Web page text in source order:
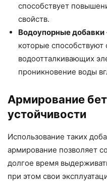
способствует
свойств.
Водоупорные добавки
которые
водоотталкивающих
проникновение воды
Армирование
устойчивости
Использование таких
армирование позволяет
долгое время
при этом свои